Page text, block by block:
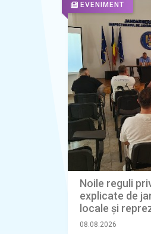
EVENIMENT
Noile reguli
explicate de
locale și
08.08.2026